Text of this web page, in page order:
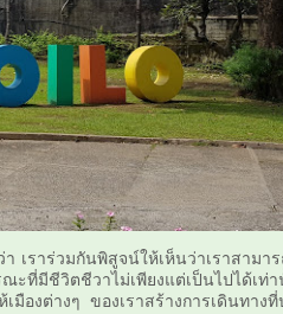
เราร่วมกันพิสูจน์ให้เห็นว่าเราสามา
ณะที่มีชีวิตชีวาไม่เพียงแต่เป็นไปไ
มืองต่างๆ ของเราสร้างการเดินทา